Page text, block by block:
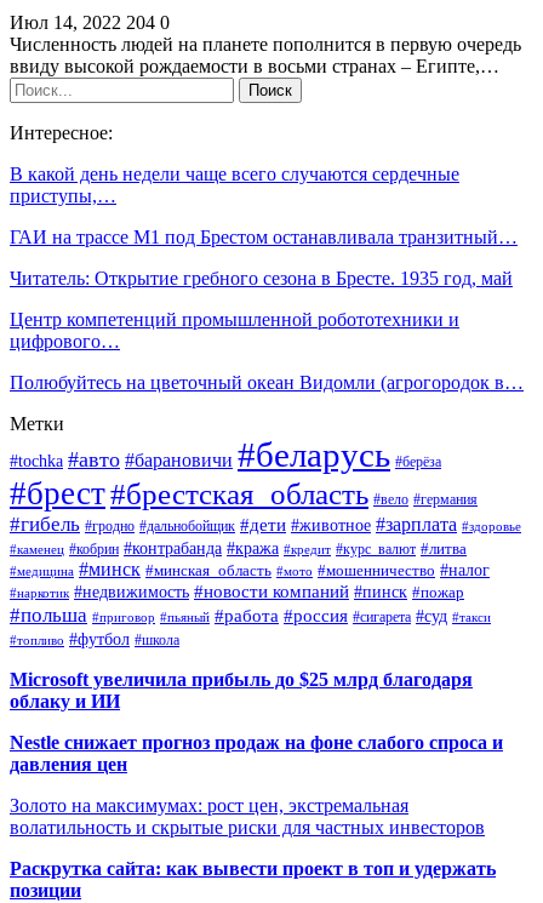
Июл 14, 2022 204 0
Численность людей на планете пополнится в первую очередь
ввиду высокой рождаемости в восьми странах – Египте,…
Интересное:
В какой день недели чаще всего случаются сердечные
приступы,…
ГАИ на трассе М1 под Брестом останавливала транзитный…
Читатель: Открытие гребного сезона в Бресте. 1935 год, май
Центр компетенций промышленной робототехники и
цифрового…
Полюбуйтесь на цветочный океан Видомли (агрогородок в…
Метки
#tochka #авто #барановичи #беларусь #берёза
#брест#брестская_область #вело #германия
#гибель #гродно #дальнобойщик #дети #животное #зарплата #здоровье
#каменец #кобрин #контрабанда #кража #кредит #курс_валют #литва
#медицина #минск #минская_область #мото #мошенничество #налог
#наркотик #недвижимость #новости компаний #пинск #пожар
#польша #приговор #пьяный #работа #россия #сигарета #суд #такси
#топливо #футбол #школа
Microsoft увеличила прибыль до $25 млрд благодаря
облаку и ИИ
Nestle снижает прогноз продаж на фоне слабого спроса и
давления цен
Золото на максимумах: рост цен, экстремальная
волатильность и скрытые риски для частных инвесторов
Раскрутка сайта: как вывести проект в топ и удержать
позиции